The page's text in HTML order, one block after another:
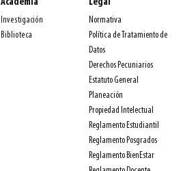
Academia
Investigación
Biblioteca
Legal
Normativa
Política de Tratamiento de
Datos
Derechos Pecuniarios
Estatuto General
Planeación
Propiedad Intelectual
Reglamento Estudiantil
Reglamento Posgrados
Reglamento BienEstar